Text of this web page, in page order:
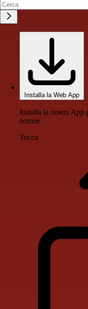
Installa la Web App
Installa la nostra App
notizie
Tocca